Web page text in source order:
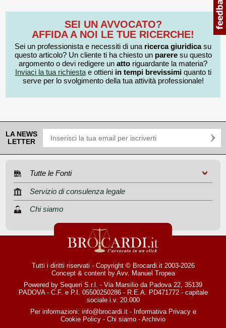
SEI UN AVVOCATO?
AFFIDA A NOI LE TUE RICERCHE!
Sei un professionista e necessiti di una ricerca giuridicasu
questo articolo? Un cliente ti ha chiesto un pareresu questo
argomento o devi redigere un atto riguardante la materia?
Inviaci la tua richiestae ottieni in tempi brevissimiquanto ti
serve per lo svolgimento della tua attività professionale!
LA NEWS
LETTER
Tutte le Fonti
Servizio di consulenza legale
Chi siamo
Tutti i diritti riservati - Copyright © Brocardi.it 2003-2026
Concept & content by Avv. Manuel Tropea
Powered by Sequeri S.r.l. - Via Marsilio da Padova 22, 35139
PADOVA - C.F. e P.I. 05500250286 - R.E.A. PD471772 - capitale
sociale i.v. 20.000
Per informazioni: info@brocardi.it- Informativa Privacye
Cookie Policy - Chi siamo - Archivio